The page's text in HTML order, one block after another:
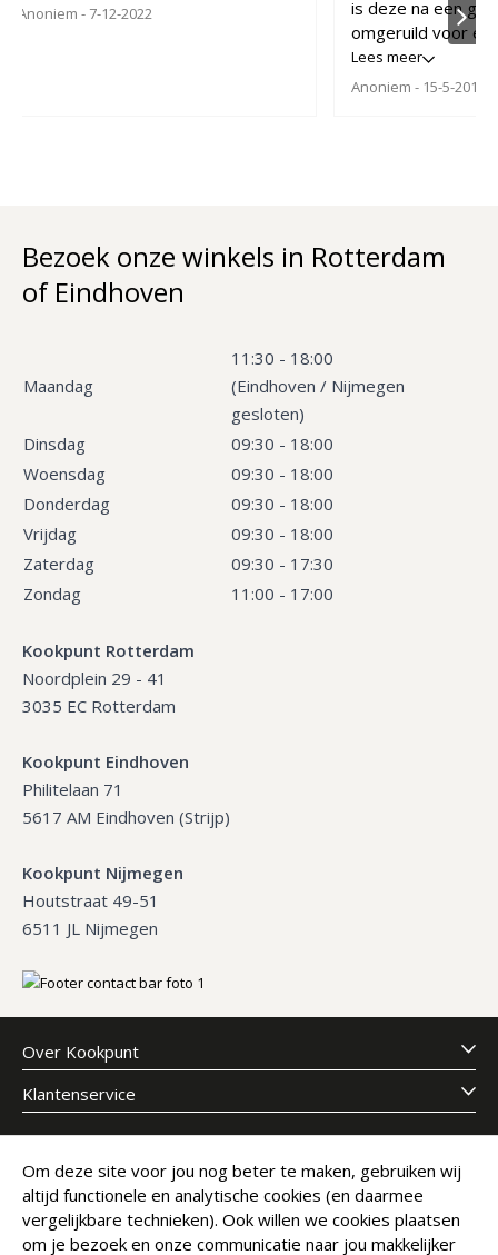
Anoniem - 7-12-2022
is deze na een
omgeruild voor
exemplaar.
Lees meer
Anoniem- 15-5-2018
Bezoek onze winkels in Rotterdam
of Eindhoven
Maandag
11:30 - 18:00
(Eindhoven / Nijmegen
gesloten)
Dinsdag
09:30 - 18:00
Woensdag
09:30 - 18:00
Donderdag
09:30 - 18:00
Vrijdag
09:30 - 18:00
Zaterdag
09:30 - 17:30
Zondag
11:00 - 17:00
Kookpunt Rotterdam
Noordplein 29 - 41
3035 EC Rotterdam
Kookpunt Eindhoven
Philitelaan 71
5617 AM Eindhoven (Strijp)
Kookpunt Nijmegen
Houtstraat 49-51
6511 JL Nijmegen
Over Kookpunt
Klantenservice
Meld je aan voor onze nieuwsbrief
E-mailadres
Abonneer
Om deze site voor jou nog beter te maken, gebruiken wij
altijd functionele en analytische cookies (en daarmee
vergelijkbare technieken). Ook willen we cookies plaatsen
om je bezoek en onze communicatie naar jou makkelijker